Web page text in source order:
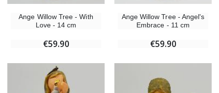
Ange Willow Tree - With
Love - 14 cm
€59.90
Ange Willow Tree - Angel's
Embrace - 11 cm
€59.90